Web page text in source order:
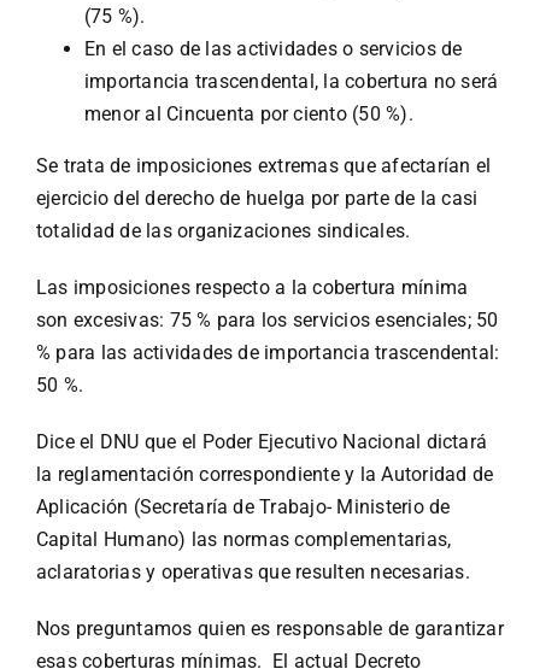
(75 %).
En el caso de las actividades o servicios de
importancia trascendental, la cobertura no será
menor al Cincuenta por ciento (50 %).
Se trata de imposiciones extremas que afectarían el
ejercicio del derecho de huelga por parte de la casi
totalidad de las organizaciones sindicales.
Las imposiciones respecto a la cobertura mínima
son excesivas: 75 % para los servicios esenciales; 50
% para las actividades de importancia trascendental:
50 %.
Dice el DNU que el Poder Ejecutivo Nacional dictará
la reglamentación correspondiente y la Autoridad de
Aplicación (Secretaría de Trabajo- Ministerio de
Capital Humano) las normas complementarias,
aclaratorias y operativas que resulten necesarias.
Nos preguntamos quien es responsable de garantizar
esas coberturas mínimas. El actual Decreto